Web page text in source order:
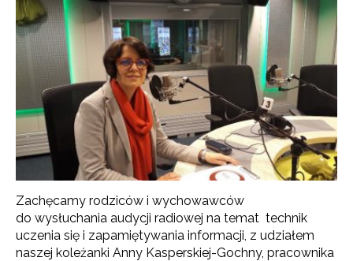
Zachęcamy rodziców i wychowawców
do wysłuchania audycji radiowej na temat technik
uczenia się i zapamiętywania informacji, z udziałem
naszej koleżanki Anny Kasperskiej-Gochny, pracownika